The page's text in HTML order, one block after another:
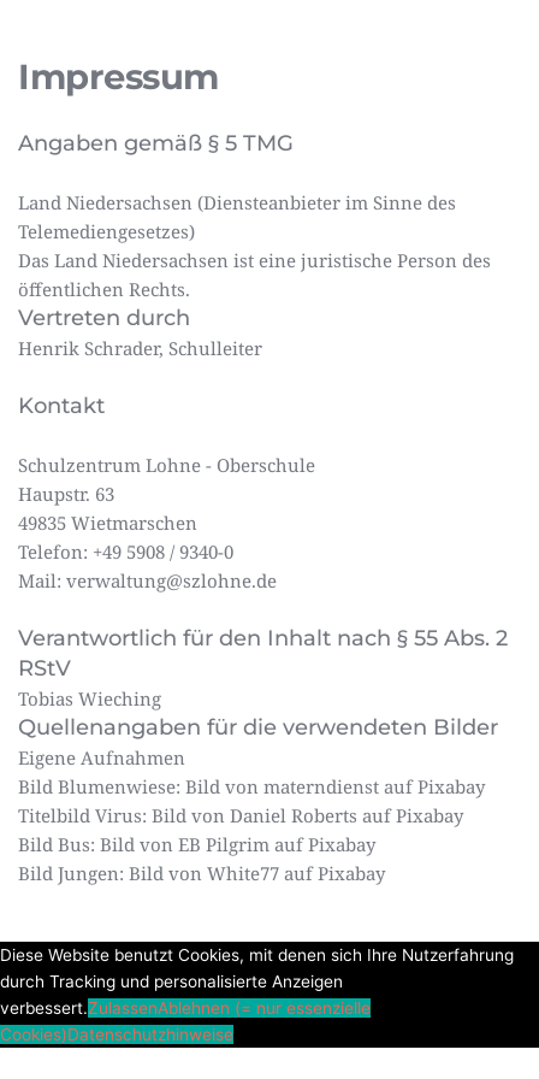
Impressum
Angaben gemäß § 5 TMG
Land Niedersachsen (Diensteanbieter im Sinne des
Telemediengesetzes)
Das Land Niedersachsen ist eine juristische Person des
öffentlichen Rechts.
Vertreten durch
Henrik Schrader, Schulleiter
Kontakt
Schulzentrum Lohne - Oberschule
Haupstr. 63
49835 Wietmarschen
Telefon: +49 5908 / 9340-0
Mail: verwaltung@szlohne.de
Verantwortlich für den Inhalt nach § 55 Abs. 2
RStV
Tobias Wieching
Quellenangaben für die verwendeten Bilder
Eigene Aufnahmen
Bild Blumenwiese: Bild von materndienst aufPixabay
Titelbild Virus: Bild von Daniel Roberts aufPixabay
Bild Bus: Bild von EB Pilgrim aufPixabay
Bild Jungen: Bild von White77 auf Pixabay
Diese Website benutzt Cookies, mit denen sich Ihre Nutzerfahrung
durch Tracking und personalisierte Anzeigen
verbessert.ZulassenAblehnen (= nur essenzielle
Cookies)Datenschutzhinweise